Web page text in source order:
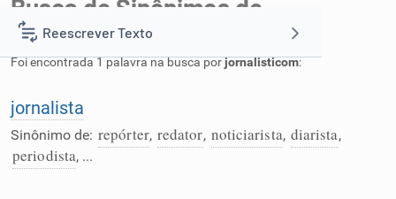
Reescrever Texto
Corrigir Texto
Busca de Sinônimos de
jornalisticom
Foi encontrada 1 palavra na busca porjornalisticom:
jornalista
Sinônimo de: repórter, redator, noticiarista, diarista,
periodista, ...